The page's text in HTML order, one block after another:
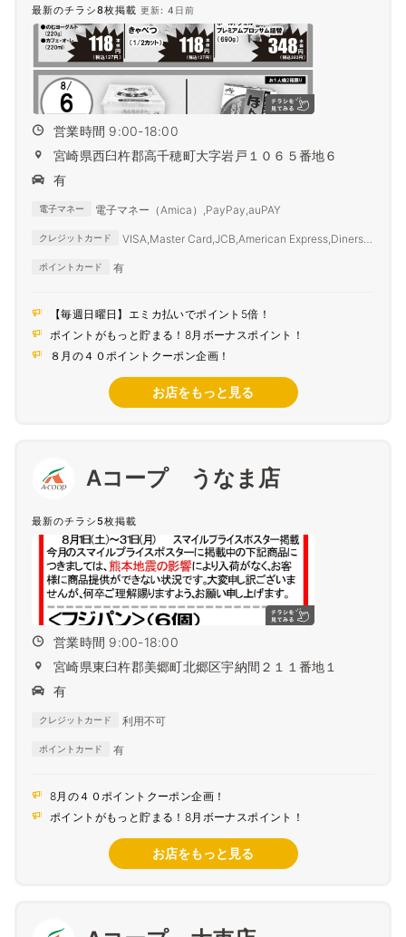
最新のチラシ8枚掲載 更新: 4日前
営業時間 9:00-18:00
宮崎県西臼杵郡高千穂町大字岩戸１０６５番地６
有
電子マネー 電子マネー（Amica）,PayPay,auPAY
クレジットカード
VISA,Master Card,JCB,American Express,Diners
ポイントカード 有
【毎週日曜日】エミカ払いでポイント5倍！
ポイントがもっと貯まる！8月ボーナスポイント！
８月の４０ポイントクーポン企画！
お店をもっと見る
Aコープ うなま店
最新のチラシ5枚掲載
営業時間 9:00-18:00
宮崎県東臼杵郡美郷町北郷区宇納間２１１番地１
有
クレジットカード 利用不可
ポイントカード 有
8月の４０ポイントクーポン企画！
ポイントがもっと貯まる！8月ボーナスポイント！
お店をもっと見る